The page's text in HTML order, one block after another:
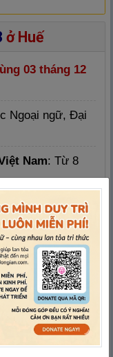
ở Huế
03 tháng 12
Ngoại ngữ, Đại
Nam: Từ 8
được giấy
trước buổi thi
tờ tùy thân
bút chì
thi, kết quả